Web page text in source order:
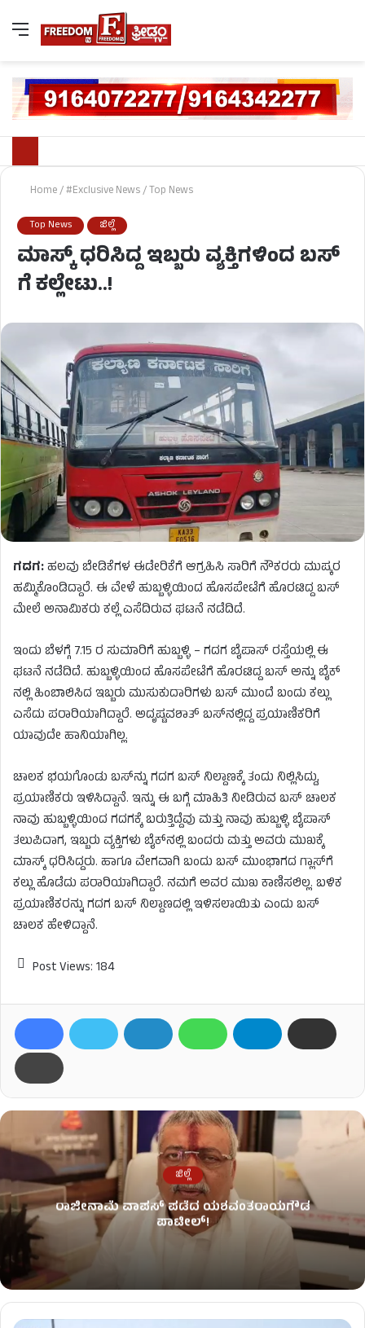
Home/#Exclusive News/Top News
Top News ಜಿಲ್ಲೆ
ಮಾಸ್ಕ್​ ಧರಿಸಿದ್ದ ಇಬ್ಬರು ವ್ಯಕ್ತಿಗಳಿಂದ ಬಸ್​
ಗೆ ಕಲ್ಲೇಟು..!
ಗದಗ:ಹಲವು ಬೇಡಿಕೆಗಳ ಈಡೇರಿಕೆಗೆ ಆಗ್ರಹಿಸಿ ಸಾರಿಗೆ ನೌಕರರು ಮುಷ್ಕರ
ಹಮ್ಮಿಕೊಂಡಿದ್ದಾರೆ. ಈ ವೇಳೆ ಹುಬ್ಬಳ್ಳಿಯಿಂದ ಹೊಸಪೇಟೆಗೆ ಹೊರಟಿದ್ದ ಬಸ್​
ಮೇಲೆ ಅನಾಮಿಕರು ಕಲ್ಲೆ ಎಸೆದಿರುವ ಘಟನೆ ನಡೆದಿದೆ.
ಇಂದು ಬೆಳಗ್ಗೆ 7.15 ರ ಸುಮಾರಿಗೆ ಹುಬ್ಬಳ್ಳಿ – ಗದಗ ಬೈಪಾಸ್ ರಸ್ತೆಯಲ್ಲಿ ಈ
ಘಟನೆ ನಡೆದಿದೆ. ಹುಬ್ಬಳ್ಳಿಯಿಂದ ಹೊಸಪೇಟೆಗೆ ಹೊರಟಿದ್ದ ಬಸ್​ ಅನ್ನು ಬೈಕ್​
ನಲ್ಲಿ ಹಿಂಬಾಲಿಸಿದ ಇಬ್ಬರು ಮುಸುಕುದಾರಿಗಳು ಬಸ್​ ಮುಂದೆ ಬಂದು ಕಲ್ಲು
ಎಸೆದು ಪರಾರಿಯಾಗಿದ್ದಾರೆ. ಅದೃಷ್ಟವಶಾತ್​ ಬಸ್​ನಲ್ಲಿದ್ದ ಪ್ರಯಾಣಿಕರಿಗೆ
ಯಾವುದೇ ಹಾನಿಯಾಗಿಲ್ಲ.
ಚಾಲಕ ಭಯಗೊಂಡು ಬಸ್​ನ್ನು ಗದಗ ಬಸ್​ ನಿಲ್ದಾಣಕ್ಕೆ ತಂದು ನಿಲ್ಲಿಸಿದ್ದು,
ಪ್ರಯಾಣಿಕರು ಇಳಿಸಿದ್ದಾನೆ. ಇನ್ನು ಈ ಬಗ್ಗೆ ಮಾಹಿತಿ ನೀಡಿರುವ ಬಸ್ ಚಾಲಕ
ನಾವು ಹುಬ್ಬಳ್ಳಿಯಿಂದ ಗದಗಕ್ಕೆ ಬರುತ್ತಿದ್ದೆವು ಮತ್ತು ನಾವು ಹುಬ್ಬಳ್ಳಿ ಬೈಪಾಸ್
ತಲುಪಿದಾಗ, ಇಬ್ಬರು ವ್ಯಕ್ತಿಗಳು ಬೈಕ್‌ನಲ್ಲಿ ಬಂದರು ಮತ್ತು ಅವರು ಮುಖಕ್ಕೆ
ಮಾಸ್ಕ್ ಧರಿಸಿದ್ದರು. ಹಾಗೂ ವೇಗವಾಗಿ ಬಂದು ಬಸ್​ ಮುಂಭಾಗದ ಗ್ಲಾಸ್​ಗೆ
ಕಲ್ಲು ಹೊಡೆದು ಪರಾರಿಯಾಗಿದ್ದಾರೆ. ನಮಗೆ ಅವರ ಮುಖ ಕಾಣಿಸಲಿಲ್ಲ. ಬಳಿಕ
ಪ್ರಯಾಣಿಕರನ್ನು ಗದಗ ಬಸ್​ ನಿಲ್ದಾಣದಲ್ಲಿ ಇಳಿಸಲಾಯಿತು ಎಂದು ಬಸ್​
ಚಾಲಕ ಹೇಳಿದ್ದಾನೆ.
Post Views: 184
ಜಿಲ್ಲೆ
ರಾಜೀನಾಮೆ ವಾಪಸ್ ಪಡೆದ ಯಶವಂತರಾಯಗೌಡ
ಪಾಟೀಲ್‌!